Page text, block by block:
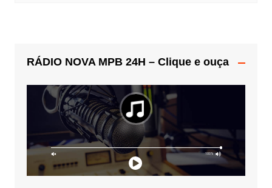
RÁDIO NOVA MPB 24H – Clique e ouça